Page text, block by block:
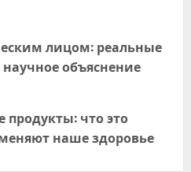
лицом: реальные
объяснение
продукты: что это
наше здоровье